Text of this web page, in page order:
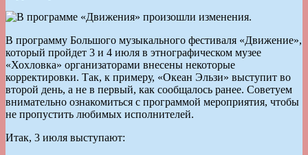
В программу Большого музыкального фестиваля «Движение»,
который пройдет 3 и 4 июля в этнографическом музее
«Хохловка» организаторами внесены некоторые
корректировки. Так, к примеру, «Океан Эльзи» выступит во
второй день, а не в первый, как сообщалось ранее. Советуем
внимательно ознакомиться с программой мероприятия, чтобы
не пропустить любимых исполнителей.
Итак, 3 июля выступают: